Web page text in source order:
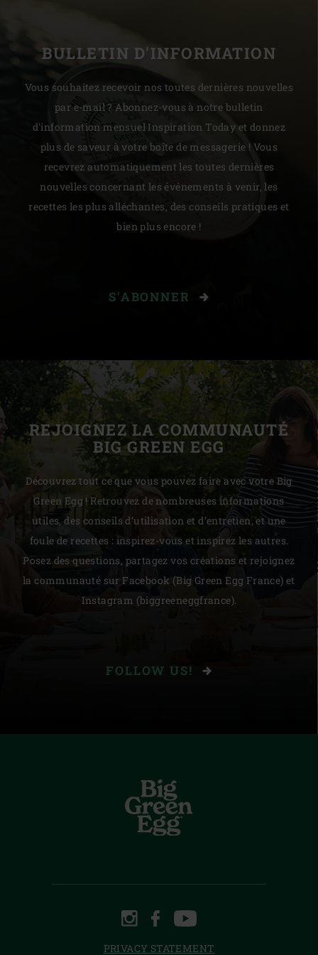
BULLETIN D'INFORMATION
Vous souhaitez recevoir nos toutes dernières nouvelles
par e-mail ? Abonnez-vous à notre bulletin
d'information mensuel Inspiration Today et donnez
plus de saveur à votre boîte de messagerie ! Vous
recevrez automatiquement les toutes dernières
nouvelles concernant les événements à venir, les
recettes les plus alléchantes, des conseils pratiques et
bien plus encore !
S'ABONNER
REJOIGNEZ LA COMMUNAUTÉ
BIG GREEN EGG
Découvrez tout ce que vous pouvez faire avec votre Big
Green Egg ! Retrouvez de nombreuses informations
utiles, des conseils d’utilisation et d’entretien, et une
foule de recettes : inspirez-vous et inspirez les autres.
Posez des questions, partagez vos créations et rejoignez
la communauté sur Facebook (Big Green Egg France) et
Instagram (biggreeneggfrance).
FOLLOW US!
INSTAGRAM
FACEBOOKYOUTUBE
PRIVACY STATEMENT